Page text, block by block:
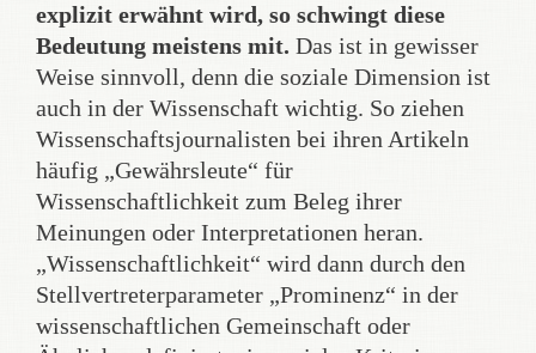
explizit erwähnt wird, so schwingt diese
Bedeutung meistens mit. Das ist in gewisser
Weise sinnvoll, denn die soziale Dimension ist
auch in der Wissenschaft wichtig. So ziehen
Wissenschaftsjournalisten bei ihren Artikeln
häufig „Gewährsleute“ für
Wissenschaftlichkeit zum Beleg ihrer
Meinungen oder Interpretationen heran.
„Wissenschaftlichkeit“ wird dann durch den
Stellvertreterparameter „Prominenz“ in der
wissenschaftlichen Gemeinschaft oder